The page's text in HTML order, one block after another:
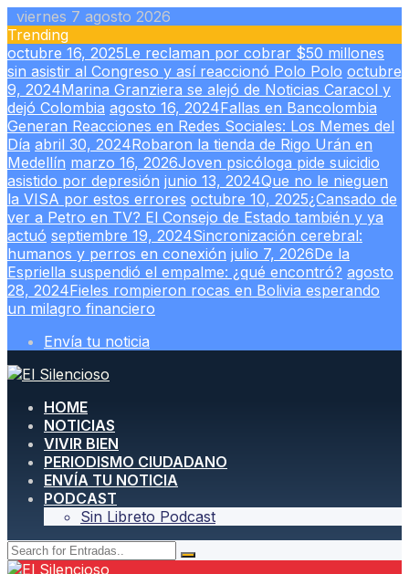
Skip
to
content
viernes 7 agosto 2026
Trending
octubre 16, 2025Le reclaman por cobrar $50 millones
sin asistir al Congreso y así reaccionó Polo Polo octubre
9, 2024Marina Granziera se alejó de Noticias Caracol y
dejó Colombia agosto 16, 2024Fallas en Bancolombia
Generan Reacciones en Redes Sociales: Los Memes del
Día abril 30, 2024Robaron la tienda de Rigo Urán en
Medellín marzo 16, 2026Joven psicóloga pide suicidio
asistido por depresión junio 13, 2024Que no le nieguen
la VISA por estos errores octubre 10, 2025¿Cansado de
ver a Petro en TV? El Consejo de Estado también y ya
actuó septiembre 19, 2024Sincronización cerebral:
humanos y perros en conexión julio 7, 2026De la
Espriella suspendió el empalme: ¿qué encontró? agosto
28, 2024Fieles rompieron rocas en Bolivia esperando
un milagro financiero
Envía tu noticia
HOME
NOTICIAS
VIVIR BIEN
PERIODISMO CIUDADANO
ENVÍA TU NOTICIA
PODCAST
Sin Libreto Podcast